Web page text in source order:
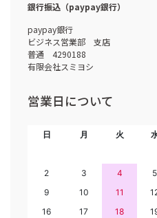
銀行振込（paypay銀行）
paypay銀行
ビジネス営業部 支店
普通 4290188
有限会社スミヨシ
営業日について
日 月 火
2
3 4 5
9
10 11
16
17 18